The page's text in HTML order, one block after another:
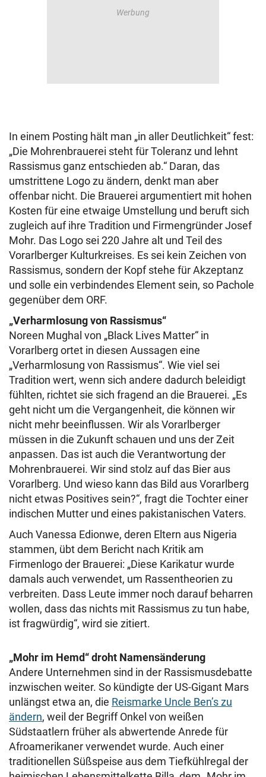
In einem Posting hält man „in aller Deutlichkeit“ fest:
„Die Mohrenbrauerei steht für Toleranz und lehnt
Rassismus ganz entschieden ab.“ Daran, das
umstrittene Logo zu ändern, denkt man aber
offenbar nicht. Die Brauerei argumentiert mit hohen
Kosten für eine etwaige Umstellung und beruft sich
zugleich auf ihre Tradition und Firmengründer Josef
Mohr. Das Logo sei 220 Jahre alt und Teil des
Vorarlberger Kulturkreises. Es sei kein Zeichen von
Rassismus, sondern der Kopf stehe für Akzeptanz
und solle ein verbindendes Element sein, so Pachole
gegenüber dem ORF.
„Verharmlosung von Rassismus“
Noreen Mughal von „Black Lives Matter“ in
Vorarlberg ortet in diesen Aussagen eine
„Verharmlosung von Rassismus“. Wie viel sei
Tradition wert, wenn sich andere dadurch beleidigt
fühlten, richtet sie sich fragend an die Brauerei. „Es
geht nicht um die Vergangenheit, die können wir
nicht mehr beeinflussen. Wir als Vorarlberger
müssen in die Zukunft schauen und uns der Zeit
anpassen. Das ist auch die Verantwortung der
Mohrenbrauerei. Wir sind stolz auf das Bier aus
Vorarlberg. Und wieso kann das Bild aus Vorarlberg
nicht etwas Positives sein?“, fragt die Tochter einer
indischen Mutter und eines pakistanischen Vaters.
Auch Vanessa Edionwe, deren Eltern aus Nigeria
stammen, übt dem Bericht nach Kritik am
Firmenlogo der Brauerei: „Diese Karikatur wurde
damals auch verwendet, um Rassentheorien zu
verbreiten. Dass Leute immer noch darauf beharren
wollen, dass das nichts mit Rassismus zu tun habe,
ist fragwürdig“, wird sie zitiert.
„Mohr im Hemd“ droht Namensänderung
Andere Unternehmen sind in der Rassismusdebatte
inzwischen weiter. So kündigte der US-Gigant Mars
unlängst etwa an, die Reismarke Uncle Ben’s zu
ändern, weil der Begriff Onkel von weißen
Südstaatlern früher als abwertende Anrede für
Afroamerikaner verwendet wurde. Auch einer
traditionellen Süßspeise aus dem Tiefkühlregal der